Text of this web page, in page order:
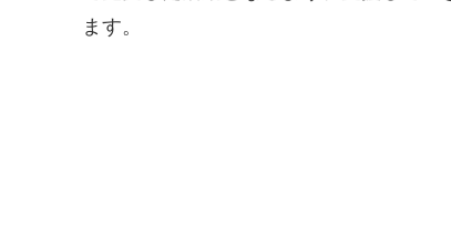
ます。